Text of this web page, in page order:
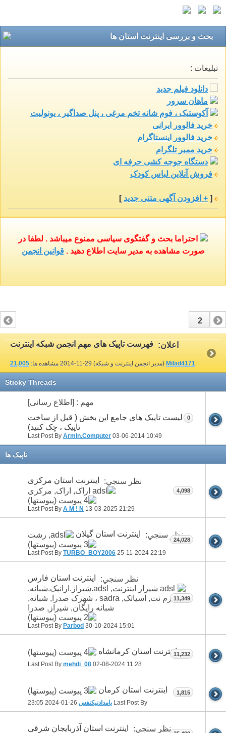
بحث و بررسی اينترنت استان ها
تبلیغات :
دانلود فیلم جدید
ماهان سرور
آکوستیک ، فوم شانه تخم مرغی ، پنل صداگیر ، یونولیت
خرید فالوور ایرانی
خرید فالوور اینستاگرام
خرید ممبر تلگرام
دستگاه جوجه کشی حرفه ای
فروش آنلاین لباس کودک
[ + افزودن آگهی متنی جدید ]
احتراما بحث و گفتگوی سیاسی ممنوع میباشد . لطفا در
صورت مشاهده به مدیر سایت اطلاع دهید .قوانین انجمن
1
2
اعلان: فهرست تاپیک های مهم انجمن شبکه اینترنت
Milad4171 (مدیر انجمن اینترنت و شبکه) 29-11-2014 مشاهده ها: 21,005
Sticky Threads
مهم : [اطلاع رسانی]
لیست تاپیک های جامع این بخش ( قبل از ساخت
تاپیک ، چک کنید)
Last Post By Armin.Computer 03-06-2014 10:49
0
تاپيک ها
نظر سنجي: اینترنت استان مرکزی
Last Post By A M ! N 13-03-2025 21:29
4,098
نظر سنجي: اینترنت استان گیلان
Last Post By TURBO_BOY2006 25-11-2024 22:19
24,028
نظر سنجي: اینترنت استان فارس
Last Post By Parbod 30-10-2024 15:01
11,349
اینترنت استان كرمانشاه
Last Post By mehdi_08 02-08-2024 11:28
11,232
اینترنت استان کرمان
Last Post By بامدادنیکنفس 23:05
1,815
نظر سنجي: اینترنت استان آذربایجان شرقی